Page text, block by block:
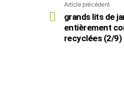
plus
Article précédent
grands lits de
entièrement
recyclées (2/9)